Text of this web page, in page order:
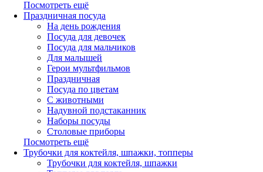
Посмотреть ещё
Праздничная посуда
На день рождения
Посуда для девочек
Посуда для мальчиков
Для малышей
Герои мультфильмов
Праздничная
Посуда по цветам
С животными
Надувной подстаканник
Наборы посуды
Столовые приборы
Посмотреть ещё
Трубочки для коктейля, шпажки, топперы
Трубочки для коктейля, шпажки